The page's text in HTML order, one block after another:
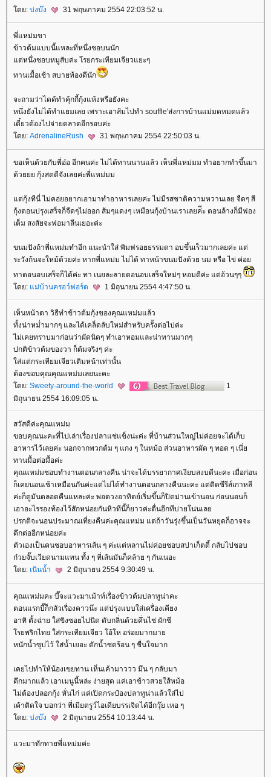
ดย: บ่งบ๊ง 31 พฤษภาคม 2554 22:03:52 น.
พี่แหม่มขา
ข้าวต้มแบบนี้แหละที่หนึ่งชอบนนัก
ต่หนึ่งชอบหมูสับค่ะ โรยกระเทียมเจียวแยะๆ
ทานเมื้อเช้า สบายท้องดีนัก
จะถามว่าไดด้ทำคุ้กกี้กุ้งแห้งหรือยังคะ
หนึ่งยังไม่ได้ทำแยมเลย เพราะเอาส้มไปทำ souffle'ส่งการบ้านแม่มดหมดแล้ว
เดี๋ยวต้องไปจ่ายตลาดอีกรอบค่ะ
ดย: AdrenalineRush 31 พฤษภาคม 2554 22:50:03 น.
ขอเห็นด้วยกับพี่อ๋อ อีกคนค่ะ ไม่ได้ทานนานแล้ว เห็นพี่แหม่มม ทำอยากทำขึ้นมา
ด้วยยย กุ้งสดดีจังเลยค่ะพี่แหม่มม
ต่กุ้งทีนี่ ไม่คอ่ยอยากเอามาทำอาหารเลยค่ะ ไม่มีรสชาติความหวานเลย จืดๆ สี
กุ้งตอนปรุงเสร็จก็จืดๆไม่ออก ส้มๆแดงๆ เหมือนกุ้งบ้านเราเลยค่ีะ ตอนล้างก็มีฟอง
เต็ม สงสัยจะฟอมาลีนเยอะค่ะ
ขนมปังถ้าพี่แหม่มทำอีก แนะนำใส่ พิมฟรอยธรรมดา อบขึ้นเร็วมากเลยค่ะ แต่
ระวังก้นจะใหม้ด้วยค่ะ หากพี่แหม่ม ไม่ได้ ทาหน้าขนมปังด้วย นม หรือ ไข่ ค่อ
ทาตอนอบเสร็จก็ได้ค่ะ ทา เนยละลายตอนอบเสร็จใหม่ๆ หอมดีค่ะ แต่อ้วนๆๆ
ดย: ม่บ้านครอว์ฟอร์ด 1 มิถุนายน 2554 4:47:50 น.
เห็นหน้าตา วิธีทำข้าวต้มกุ้งของคุณแหม่มแล้ว
ทั้งน่าหม่ำมากๆ และได้เคล็ดลับใหม่สำหรับครั้งต่อไปค่ะ
ไม่เคยทราบมาก่อนว่าผัดนิดๆ ทำเอาหอมและน่าทานมากๆ
ปกติข้าวต้มของวา ก็ต้มจริงๆ ค่ะ
ส่แต่กระเทียมเจียวเติมหน้าเท่านั้น
ต้องขอบคุณคุณแหม่มเลยนะคะ
ดย: Sweety-around-the-world
1
มิถุนายน 2554 16:09:05 น.
สวัสดีค่ะคุณแหม่ม
ขอบคุณนะคะที่ไปเล่าเรื่องปลาแช่แข็งน่ะค่ะ ที่บ้านส่วนใหญ่ไม่ค่อยจะได้เก็บ
อาหารไว้เลยค่ะ นอกจากพวกต้ม ๆ แกง ๆ ในหม้อ ส่วนอาหารผัด ๆ ทอด ๆ เนี่
ทานมื้อต่อมื้อค่ะ
คุณแหม่มชอบทำงานตอนกลางคืน น่าจะได้บรรยากาศเงียบสงบดีนะคะ เมื่อก่อน
ก็เคยนอนเช้าเหมือนกันค่ะแต่ไม่ได้ทำงานตอนกลางคืนนะคะ แต่ติดซีรีส์เกาหลี
ค่ะก็ดูมันตลอดคืนแหละค่ะ พอดวงอาทิตย์เริ่มขึ้นก็ปิดม่านเข้านอน ก่อนนอนก็
เอาอะไรรองท้องไว้สักหน่อยกันหิวทีนี้ก็ยาวค่ะตื่นอีกทีบ่ายโน่นเล
ปรกติจะนอนประมาณเที่ยงคืนค่ะคุณแหม่ม แต่ถ้าวันรุ่งขึ้นเป็นวันหยุดก็อาจจะ
ดึกต่ออีกหน่อยค่ะ
ตัวเองเป็นคนชอบอาหารเส้น ๆ ค่ะแต่หลานไม่ค่อยชอบสปาเก็ตตี้ กลับไปชอบ
ก๋วยจั๊บเวียดนามแทน ทั้ง ๆ ที่เส้นมันก็คล้าย ๆ กันเนอะ
ดย: เนินน้ำ 2 มิถุนายน 2554 9:30:49 น.
คุณแหม่มคะ บี๊จะแวะมาเม้าท์เรื่องข้าวต้มปลาทูน่าคะ
ตอนแรกบี๊ก็กลัวเรื่องคาวน๊ะ แต่ปรุงแบบใส่เครื่องเคียง
อาทิ ตั้งฉ่าย ใส่ขิงซอยไปนิด ดับกลิ่นด้วยคึ่นไช่ ผักชี
รยพริกไทย ใส่กระเทียมเจียว โอ้โห อร่อยมากมา
หนักน้ำซุปไว้ ใส่น้ำเยอะ ตักน้ำซดร้อน ๆ ชื่นใจมาก
เคยไปทำให้น้องเขยทาน เห็นเค้ามาววว มึน ๆ กลับมา
ดึกมากแล้ว เอาเมนูนี้หล่ะ ง่ายสุด แค่เอาข้าวสวยใส้หม้อ
ไม่ต้องปลอกกุ้ง หั่นไก่ แค่เปิดกระป๋องปลาทูน่าแล้วใส่ไป
เค้าติดใจ บอกว่า พี่เมียตรูว์ไอเดียบรรเจิดได้อีกวุ๊ย เหอ ๆ
ดย: บ่งบ๊ง 2 มิถุนายน 2554 10:13:44 น.
วะมาทักทายพี่แหม่มค่ะ